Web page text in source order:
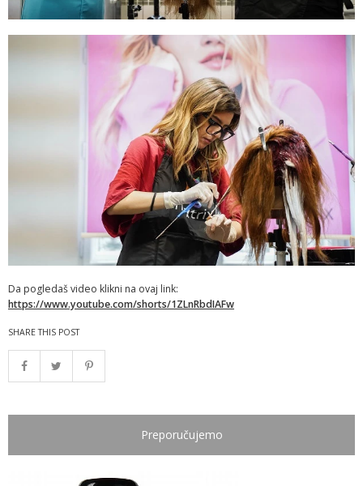
Da pogledaš video klikni na ovaj link:
https://www.youtube.com/shorts/1ZLnRbdIAFw
SHARE THIS POST
Preporučujemo